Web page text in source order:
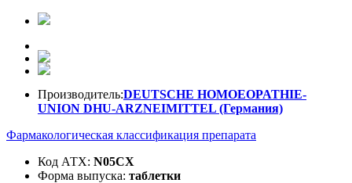
Производитель:DEUTSCHE HOMOEOPATHIE-
UNION DHU-ARZNEIMITTEL (Германия)
Фармакологическая классификация препарата
Код АТХ: N05CX
Форма выпуска: таблетки